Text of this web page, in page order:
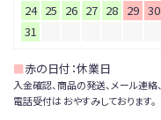
24 25 26 27 28 29 30
31
■赤の日付：休業日
入金確認、商品の発送、メール連絡、
電話受付は おやすみしております。